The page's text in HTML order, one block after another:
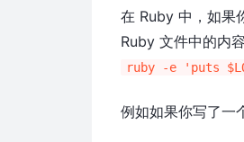
在 Ruby 中，如果
Ruby 文件中的内容
ruby -e 'puts
例如如果你写了一